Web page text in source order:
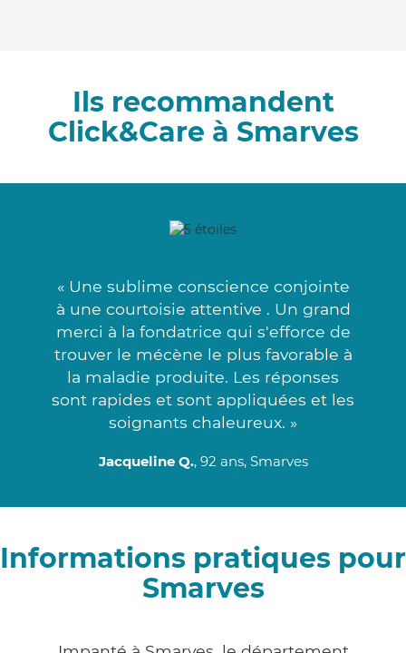
Ils recommandent
Click&Care à Smarves
« Une sublime conscience conjointe
à une courtoisie attentive . Un grand
merci à la fondatrice qui s'efforce de
trouver le mécène le plus favorable à
la maladie produite. Les réponses
sont rapides et sont appliquées et les
soignants chaleureux. »
Jacqueline Q., 92 ans, Smarves
Informations pratiques pour
Smarves